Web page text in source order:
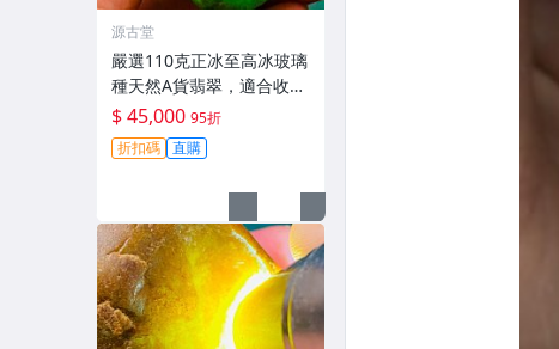
源古堂
嚴選110克正冰至高冰玻璃
種天然A貨翡翠，適合收藏
與把玩 天然A貨翡翠 玻璃
種 110克
$ 45,000 95折
折扣碼 直購